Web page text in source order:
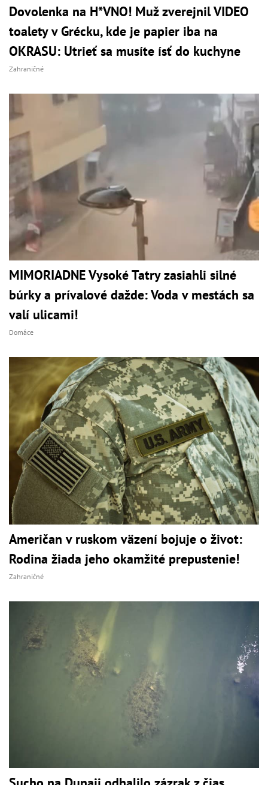
Dovolenka na H*VNO! Muž zverejnil VIDEO
toalety v Grécku, kde je papier iba na
OKRASU: Utrieť sa musíte ísť do kuchyne
Zahraničné
MIMORIADNE Vysoké Tatry zasiahli silné
búrky a prívalové dažde: Voda v mestách sa
valí ulicami!
Domáce
Američan v ruskom väzení bojuje o život:
Rodina žiada jeho okamžité prepustenie!
Zahraničné